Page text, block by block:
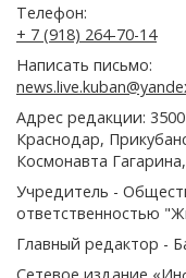
Телефон:
+ 7 (918) 264-70-14
Написать письмо:
Адрес редакции:
Краснодар,
Космонавта
Учредитель -
ответственностью
Главный редактор -
Сетевое издание